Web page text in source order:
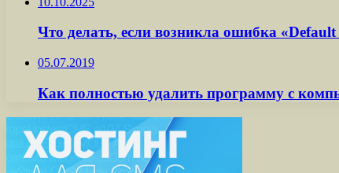
Что делать, если возникла ошибка
05.07.2019
Как полностью удалить программу с